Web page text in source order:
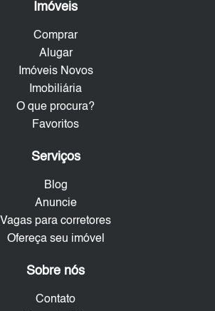
Imóveis
Comprar
Alugar
Imóveis Novos
Imobiliária
O que procura?
Favoritos
Serviços
Blog
Anuncie
Vagas para corretores
Ofereça seu imóvel
Sobre nós
Contato